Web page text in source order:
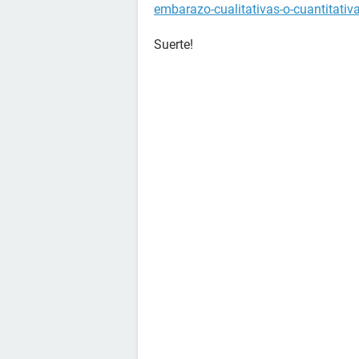
embarazo-cualitativas-o-
Suerte!